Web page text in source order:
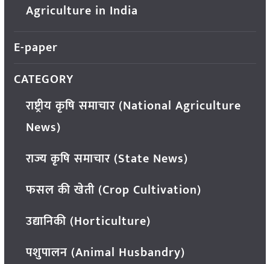
Agriculture in India
E-paper
CATEGORY
राष्ट्रीय कृषि समाचार (National Agriculture
News)
राज्य कृषि समाचार (State News)
फसल की खेती (Crop Cultivation)
उद्यानिकी (Horticulture)
पशुपालन (Animal Husbandry)